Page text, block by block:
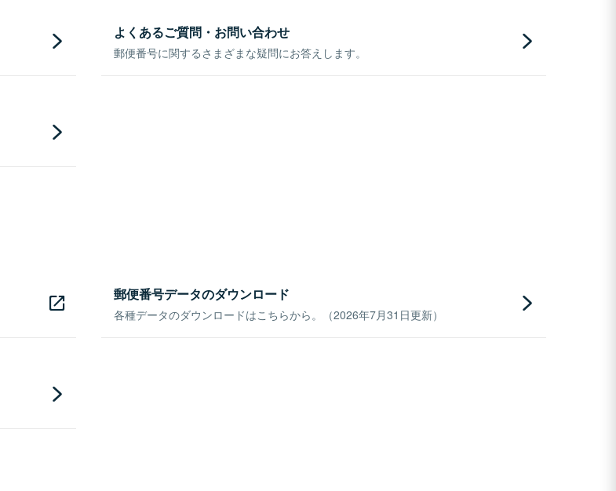
よくあるご質問・お問い合わせ
郵便番号に関するさまざまな疑問にお答えします。
郵便番号データのダウンロード
各種データのダウンロードはこちらから。（2026年7月31日更新）